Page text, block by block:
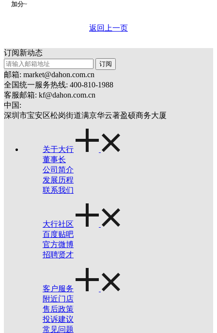
加分~
返回上一页
订阅新动态
订阅
邮箱: market@dahon.com.cn
全国统一服务热线: 400-810-1988
客服邮箱: kf@dahon.com.cn
中国:
深圳市宝安区松岗街道满京华云著盈硕商务大厦
关于大行
董事长
公司简介
发展历程
联系我们
大行社区
百度贴吧
官方微博
招聘贤才
客户服务
附近门店
售后政策
投诉建议
常见问题